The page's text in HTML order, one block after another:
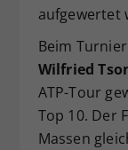
aufgewertet
Beim
Wilfried
ATP-Tour
Top 10. Der
Massen
Zweck